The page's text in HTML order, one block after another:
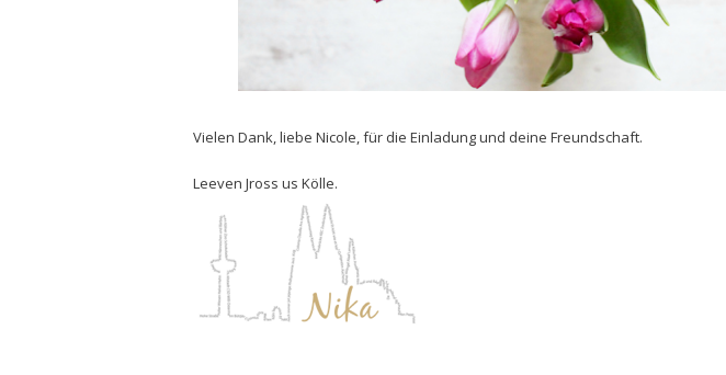
Vielen Dank, liebe Nicole, für die Einladung und deine Freundschaft.
Leeven Jross us Kölle.